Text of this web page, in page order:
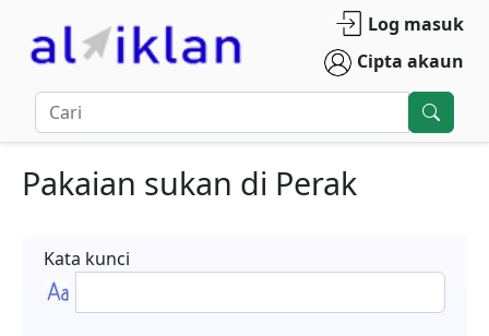
Log masuk
Cipta akaun
Pakaian sukan di Perak
Kata kunci